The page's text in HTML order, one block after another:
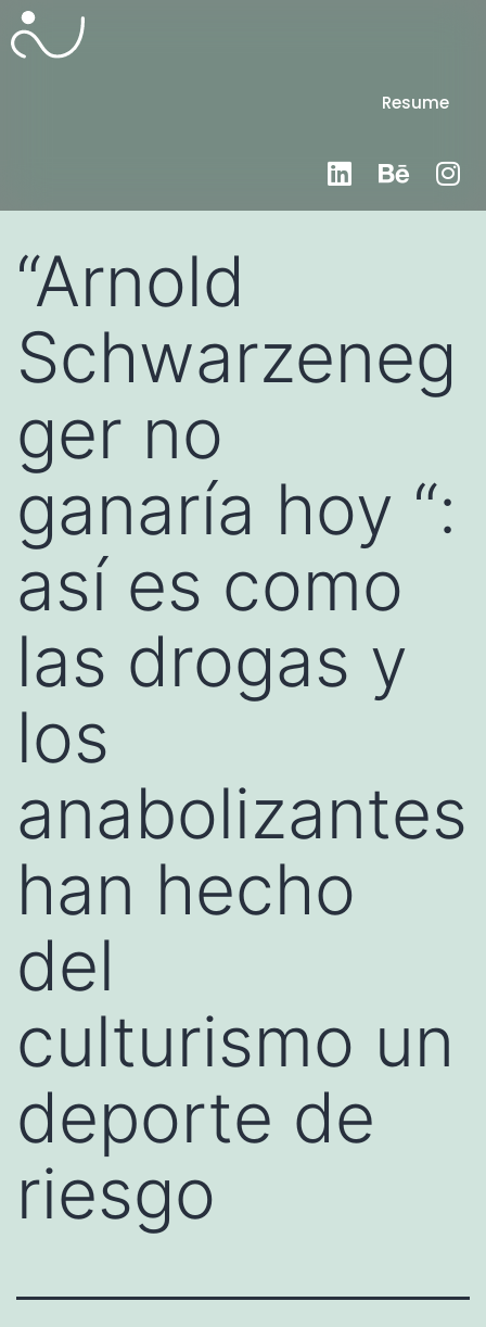
Resume
“Arnold
Schwarzeneg
ger no
ganaría hoy “:
así es como
las drogas y
los
anabolizantes
han hecho
del
culturismo un
deporte de
riesgo